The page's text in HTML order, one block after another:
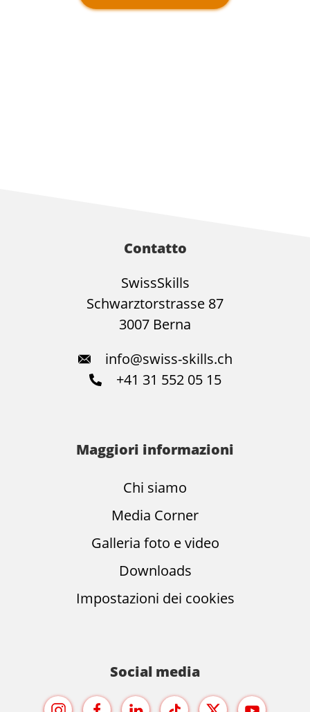
Contatto
SwissSkills
Schwarztorstrasse 87
3007 Berna
info@swiss-skills.ch
+41 31 552 05 15
Maggiori informazioni
Chi siamo
Media Corner
Galleria foto e video
Downloads
Impostazioni dei cookies
Social media